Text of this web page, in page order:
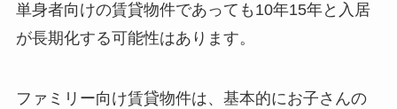
単身者向けの賃貸物件であっても10年15年と入居
が長期化する可能性はあります。
ファミリー向け賃貸物件は、基本的にお子さんの